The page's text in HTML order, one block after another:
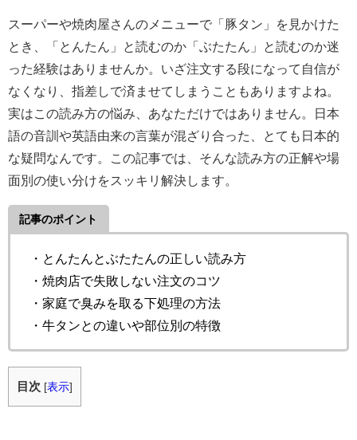
スーパーや焼肉屋さんのメニューで「豚タン」を見かけた
とき、「とんたん」と読むのか「ぶたたん」と読むのか迷
った経験はありませんか。いざ注文する段になって自信が
なくなり、指差しで済ませてしまうこともありますよね。
実はこの読み方の悩み、あなただけではありません。日本
語の音訓や英語由来の言葉が混ざり合った、とても日本的
な疑問なんです。この記事では、そんな読み方の正解や場
面別の使い分けをスッキリ解決します。
記事のポイント
・とんたんとぶたたんの正しい読み方
・焼肉店で失敗しない注文のコツ
・家庭で臭みを取る下処理の方法
・牛タンとの違いや部位別の特徴
目次 [表示]